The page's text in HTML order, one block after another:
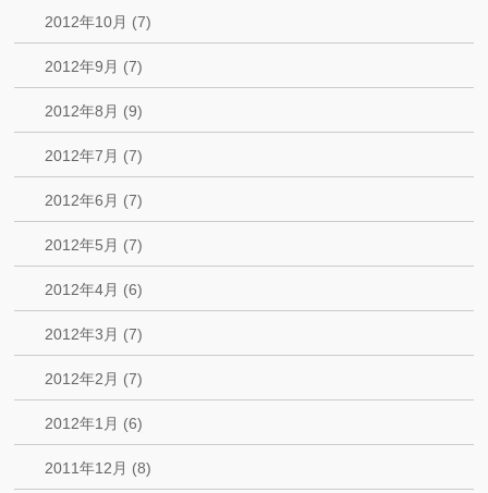
2012年10月 (7)
2012年9月 (7)
2012年8月 (9)
2012年7月 (7)
2012年6月 (7)
2012年5月 (7)
2012年4月 (6)
2012年3月 (7)
2012年2月 (7)
2012年1月 (6)
2011年12月 (8)